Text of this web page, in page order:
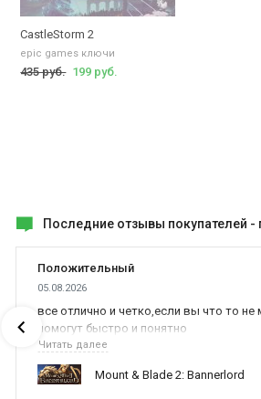
CastleStorm 2
epic games ключи
435 руб. 199 руб.
Последние отзывы покупателей -
Положительный
05.08.2026
все отлично и четко,если вы что то не
помогут быстро и понятно
Читать далее
Mount & Blade 2: Bannerlord